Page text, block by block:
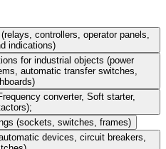
controllers, operator panels,
indications)
for industrial objects (power
automatic transfer switches,
converter, Soft starter,
(sockets, switches, frames)
devices, circuit breakers,